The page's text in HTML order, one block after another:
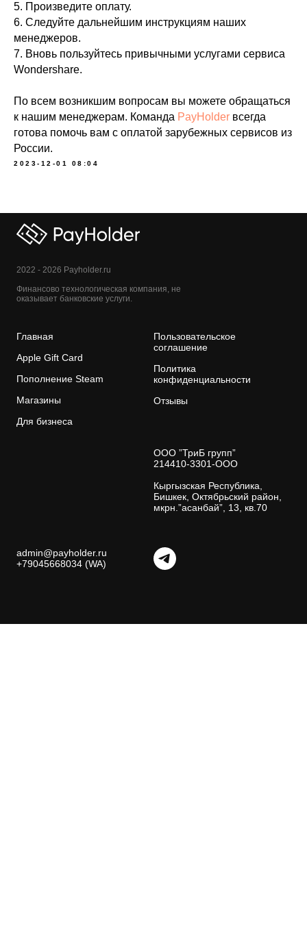
5. Произведите оплату.
6. Следуйте дальнейшим инструкциям наших
менеджеров.
7. Вновь пользуйтесь привычными услугами сервиса
Wondershare.
По всем возникшим вопросам вы можете обращаться
к нашим менеджерам. Команда PayHolder всегда
готова помочь вам с оплатой зарубежных сервисов из
России.
2023-12-01 08:04
2022 - 2026 Payholder.ru
Финансово технологическая компания, не
оказывает банковские услуги.
Главная
Apple Gift Card
Пополнение Steam
Магазины
Для бизнеса
Пользовательское
соглашение
Политика
конфиденциальности
Отзывы
ООО ”ТриБ групп”
214410-3301-ООО
Кыргызская Республика,
Бишкек, Октябрьский район,
мкрн.”асанбай”, 13, кв.70
admin@payholder.ru
+79045668034 (WA)